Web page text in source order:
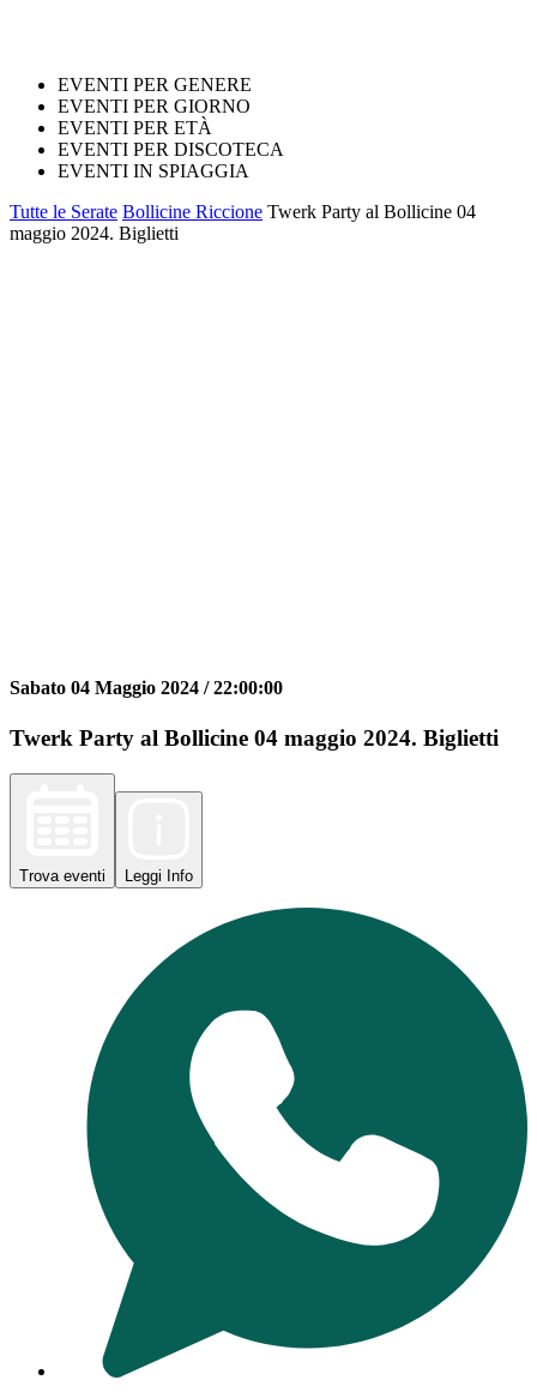
EVENTI PER GENERE
EVENTI PER GIORNO
EVENTI PER ETÀ
EVENTI PER DISCOTECA
EVENTI IN SPIAGGIA
Tutte le Serate Bollicine Riccione Twerk Party al Bollicine 04
maggio 2024. Biglietti
Sabato 04 Maggio 2024 /22:00:00
Twerk Party al Bollicine 04 maggio 2024. Biglietti
Trova eventi Leggi Info